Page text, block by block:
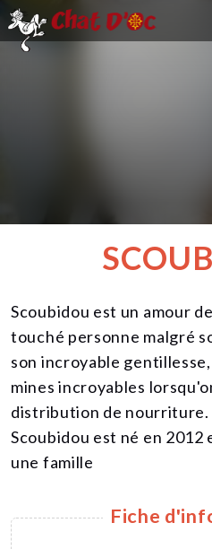
Scoubidou est un amour
touché personne malgré
son incroyable
mines incroyables
distribution de nourriture.
Scoubidou est né en
une famille
Fiche